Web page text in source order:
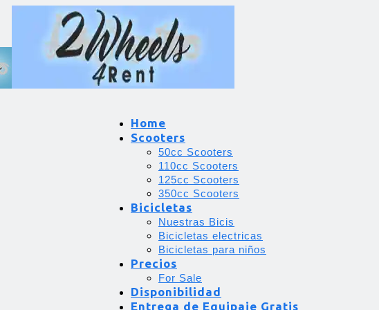
Home
Scooters
50cc Scooters
110cc Scooters
125cc Scooters
350cc Scooters
Bicicletas
Nuestras Bicis
Bicicletas electricas
Bicicletas para niños
Precios
For Sale
Disponibilidad
Entrega de Equipaje Gratis